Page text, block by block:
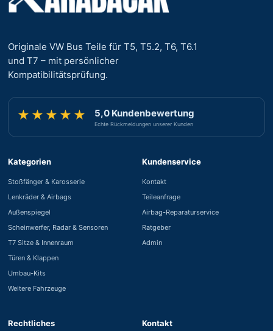
Originale VW Bus Teile für T5, T5.2, T6, T6.1
und T7 – mit persönlicher
Kompatibilitätsprüfung.
★★★★★ 5,0 Kundenbewertung
Echte Rückmeldungen unserer Kunden
Kategorien
Stoßfänger & Karosserie
Lenkräder & Airbags
Außenspiegel
Scheinwerfer, Radar & Sensoren
T7 Sitze & Innenraum
Türen & Klappen
Umbau-Kits
Weitere Fahrzeuge
Kundenservice
Kontakt
Teileanfrage
Airbag-Reparaturservice
Ratgeber
Admin
Rechtliches Kontakt